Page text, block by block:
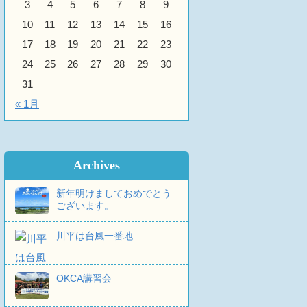
3
4 5 6 7 8
9
10
11 12 13 14 15
16
17
18 19 20 21 22
23
24
25 26 27 28 29
30
31
« 1月
Archives
新年明けましておめでとう
ございます。
川平は台風一番地
OKCA講習会